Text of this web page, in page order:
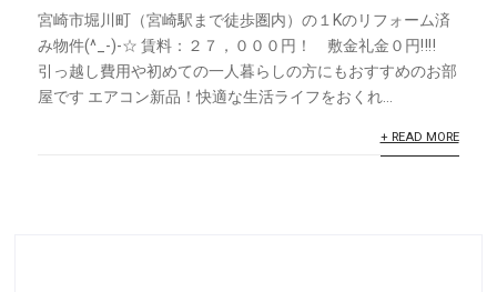
宮崎市堀川町（宮崎駅まで徒歩圏内）の１Kのリフォーム済
み物件(^_-)-☆ 賃料：２７，０００円！ 敷金礼金０円‼‼
引っ越し費用や初めての一人暮らしの方にもおすすめのお部
屋です エアコン新品！快適な生活ライフをおくれ...
+ READ MORE